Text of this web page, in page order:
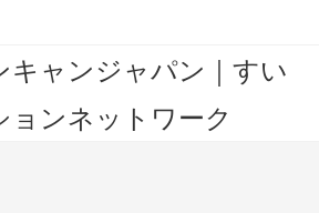
キャンジャパン｜すい
ョンネットワーク